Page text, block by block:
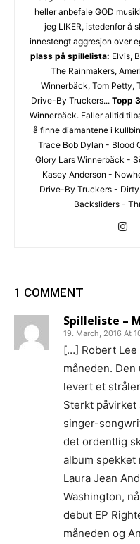
Les bloggen.Passer din
om? Dust of Daylight er
sjekk om din musikk
på. På den måten
Musikken din passer
Den bør som MINIMUM
Litt om deg. Om
Link til et sted der vi
leteetter
(gode eksempler er
stream på
tidspunkt spørre deg
vurderes.
IKKE send linker til
sted å høre musikken
disse stedene, så
sted får dessverre
Gjerne en link til en
Og gjerne linker til
vi kan lese litt mer
Link til nedlastbare
Minst 1024px bredde
Det er lov å purre oss
Erfaringsmessig så er
alt, så en høflig
din er godt innafor.
heller anbefale GOD
jeg LIKER, istedenfor å
innestengt aggresjon over
plass på spillelista: Elvis,
The Rainmakers,
Winnerbäck, Tom Petty,
Drive-By Truckers... Topp
Winnerbäck. Faller alltid
å finne diamantene i
Trace Bob Dylan - Blood
Glory Lars Winnerbäck -
Kasey Anderson -
Drive-By Truckers -
Backsliders -
1 COMMENT
Spilleliste –
19. March, 2016 At
[…] Robert
måneden. Den
levert et
Sterkt påvirket
singer-
det ordentlig
album spekket
Laura Jean
Washington,
debut EP
måneden og